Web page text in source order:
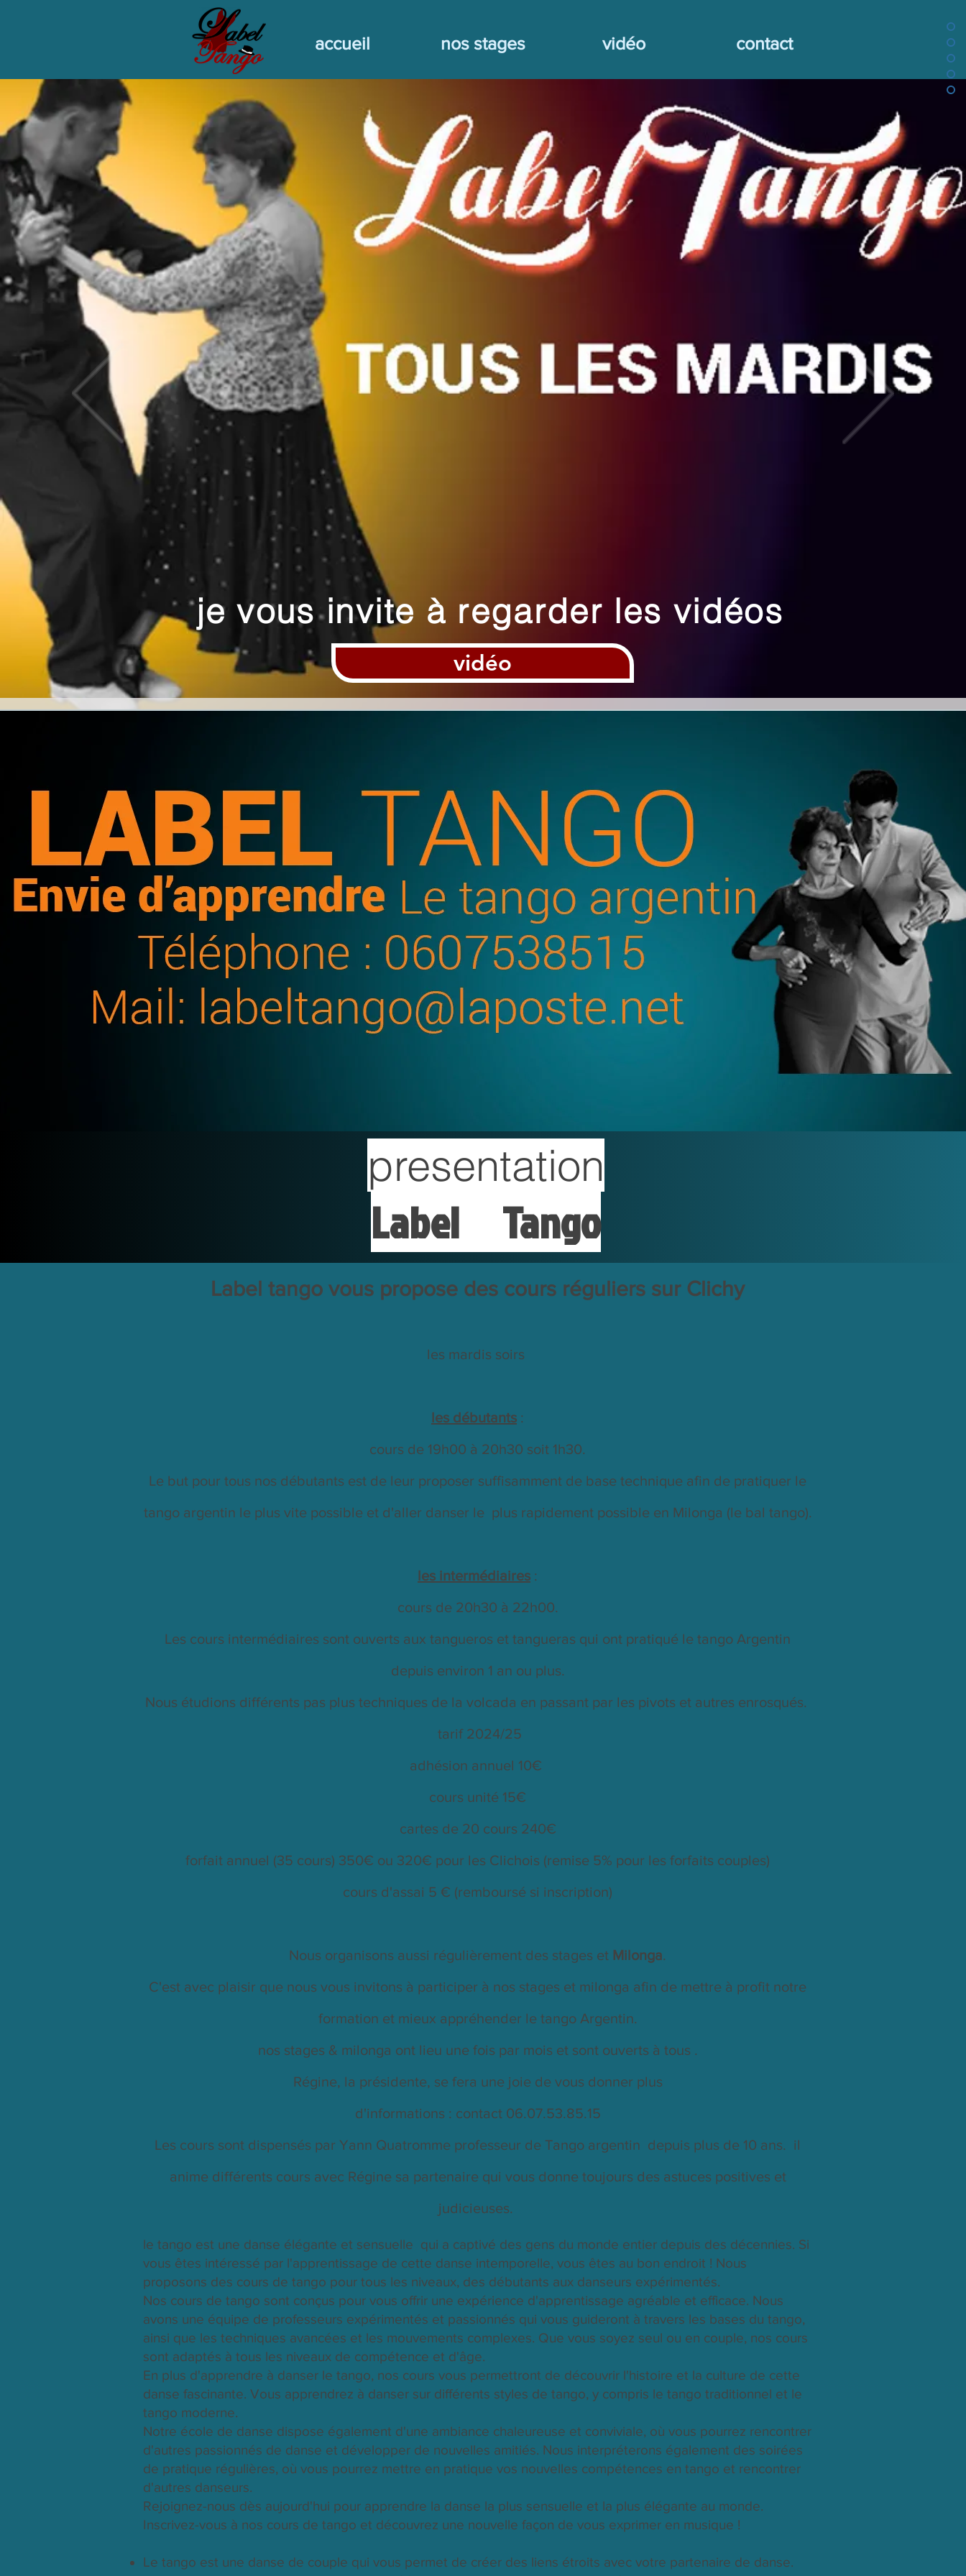
accueil nos stages vidéo contact
je vous invite à regarder les vidéos
vidéo
presentation
Label Tango
Label tango vous propose des cours réguliers sur Clichy
les mardis soirs
les débutants :
cours de 19h00 à 20h30 soit 1h30.
Le but pour tous nos débutants est de leur proposer suffisamment de base technique afin de pratiquer le
tango argentin le plus vite possible et d'aller danser le plus rapidement possible en Milonga (le bal tango).
les intermédiaires :
cours de 20h30 à 22h00.
Les cours intermédiaires sont ouverts aux tangueros et tangueras qui ont pratiqué le tango Argentin
depuis environ 1 an ou plus.
Nous étudions différents pas plus techniques de la volcada en passant par les pivots et autres enrosqués.
tarif 2024/25
adhésion annuel 10€
cours unité 15€
cartes de 20 cours 240€
forfait annuel (35 cours) 350€ ou 320€ pour les Clichois (remise 5% pour les forfaits couples)
cours d'assai 5 € (remboursé si inscription)
Nous organisons aussi régulièrement des stages et Milonga.
C'est avec plaisir que nous vous invitons à participer à nos stages et milonga afin de mettre à profit notre
formation et mieux appréhender le tango Argentin.
nos stages & milonga ont lieu une fois par mois et sont ouverts à tous .
Régine, la présidente, se fera une joie de vous donner plus
d'informations : contact 06.07.53.85.15
Les cours sont dispensés par Yann Quatromme professeur de Tango argentin depuis plus de 10 ans. il
anime différents cours avec Régine sa partenaire qui vous donne toujours des astuces positives et
judicieuses.
le tango est une danse élégante et sensuelle qui a captivé des gens du monde entier depuis des décennies. Si
vous êtes intéressé par l'apprentissage de cette danse intemporelle, vous êtes au bon endroit ! Nous
proposons des cours de tango pour tous les niveaux, des débutants aux danseurs expérimentés.
Nos cours de tango sont conçus pour vous offrir une expérience d'apprentissage agréable et efficace. Nous
avons une équipe de professeurs expérimentés et passionnés qui vous guideront à travers les bases du tango,
ainsi que les techniques avancées et les mouvements complexes. Que vous soyez seul ou en couple, nos cours
sont adaptés à tous les niveaux de compétence et d'âge.
En plus d'apprendre à danser le tango, nos cours vous permettront de découvrir l'histoire et la culture de cette
danse fascinante. Vous apprendrez à danser sur différents styles de tango, y compris le tango traditionnel et le
tango moderne.
Notre école de danse dispose également d'une ambiance chaleureuse et conviviale, où vous pourrez rencontrer
d'autres passionnés de danse et développer de nouvelles amitiés. Nous interpréterons également des soirées
de pratique régulières, où vous pourrez mettre en pratique vos nouvelles compétences en tango et rencontrer
d'autres danseurs.
Rejoignez-nous dès aujourd'hui pour apprendre la danse la plus sensuelle et la plus élégante au monde.
Inscrivez-vous à nos cours de tango et découvrez une nouvelle façon de vous exprimer en musique !
Le tango est une danse de couple qui vous permet de créer des liens étroits avec votre partenaire de danse.